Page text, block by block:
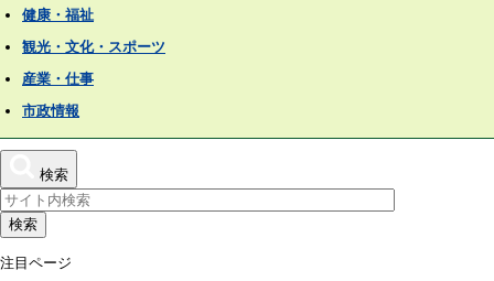
健康・福祉
観光・文化・スポーツ
産業・仕事
市政情報
検索
検索
注目ページ